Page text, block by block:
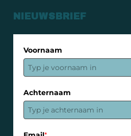
NIEUWSBRIEF
Voornaam
Achternaam